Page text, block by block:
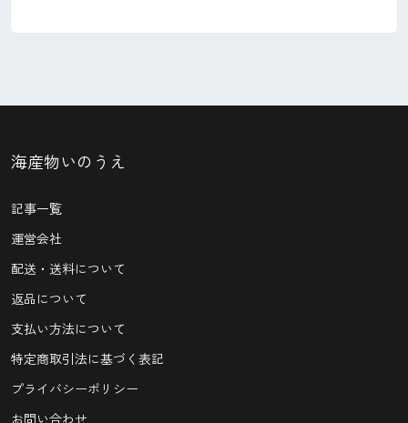
海産物いのうえ
記事一覧
運営会社
配送・送料について
返品について
支払い方法について
特定商取引法に基づく表記
プライバシーポリシー
お問い合わせ